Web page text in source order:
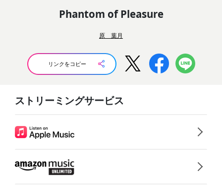
Phantom of Pleasure
原 葉月
リンクをコピー
ストリーミングサービス